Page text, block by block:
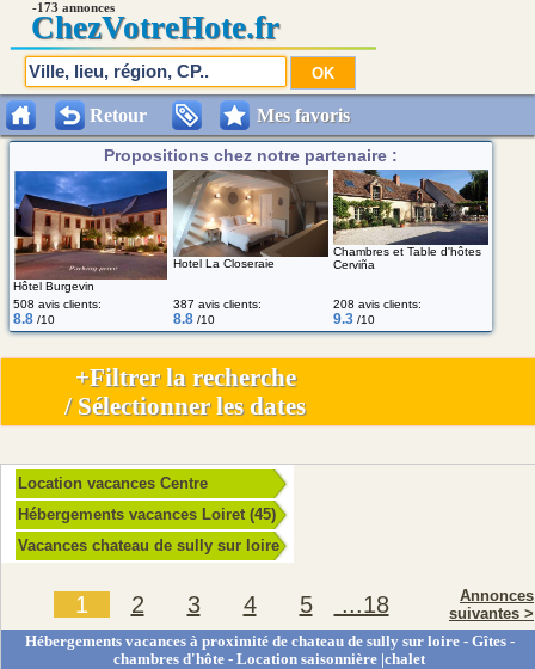
Propositions chez notre partenaire :
Hôtel Burgevin
Hotel La Closeraie
Chambres et Table d'hôtes
Cerviña
508 avis clients:
8.8 /10
387 avis clients:
8.8 /10
208 avis clients:
9.3 /10
Retour Mes favoris
-173 annonces
ChezVotreHote.fr
Location vacances Centre
Hébergements vacances Loiret (45)
Vacances chateau de sully sur loire
1 2 3 4 5 ...18
Annonces
suivantes >
Hébergements vacances à proximité de chateau de sully sur loire - Gîtes -
chambres d'hôte - Location saisonnière |chalet
+Filtrer la recherche
/ Sélectionner les dates